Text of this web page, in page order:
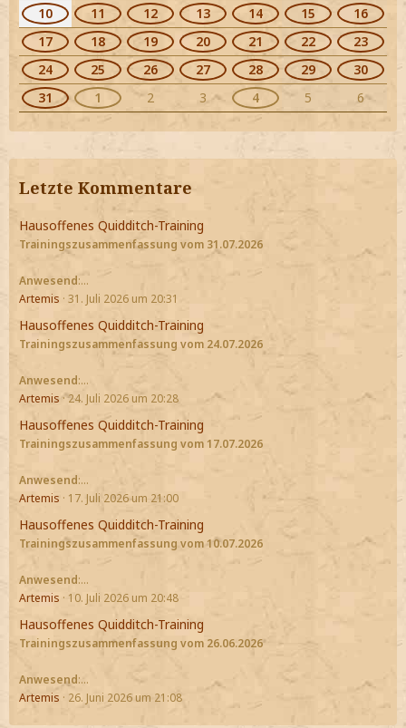
10
11 12 13 14 15
16
17
18 19 20 21 22
23
24
25 26 27 28 29
30
31
1 2 3 4 5 6
Letzte Kommentare
Hausoffenes Quidditch-Training
Trainingszusammenfassung vom 31.07.2026
Anwesend:…
Artemis 31. Juli 2026 um 20:31
Hausoffenes Quidditch-Training
Trainingszusammenfassung vom 24.07.2026
Anwesend:…
Artemis 24. Juli 2026 um 20:28
Hausoffenes Quidditch-Training
Trainingszusammenfassung vom 17.07.2026
Anwesend:…
Artemis
17. Juli 2026 um 21:00
Hausoffenes Quidditch-Training
Trainingszusammenfassung vom 10.07.2026
Anwesend:…
Artemis
10. Juli 2026 um 20:48
Hausoffenes Quidditch-Training
Trainingszusammenfassung vom 26.06.2026
Anwesend:…
Artemis
26. Juni 2026 um 21:08